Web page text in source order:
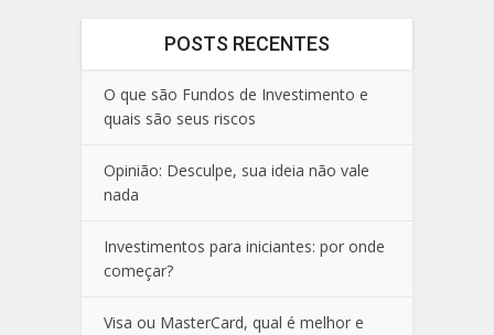
POSTS RECENTES
O que são Fundos de Investimento e
quais são seus riscos
Opinião: Desculpe, sua ideia não vale
nada
Investimentos para iniciantes: por onde
começar?
Visa ou MasterCard, qual é melhor e